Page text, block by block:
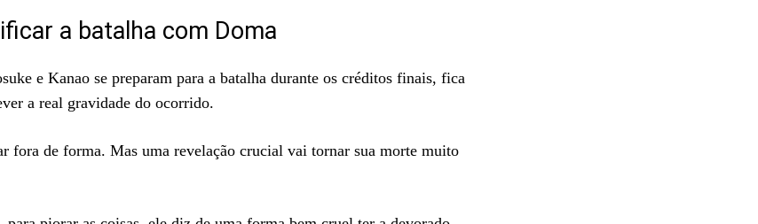
a batalha com Doma
e Kanao se preparam para a batalha durante os créditos finais, fica
a real gravidade do ocorrido.
fora de forma. Mas uma revelação crucial vai tornar sua morte muito